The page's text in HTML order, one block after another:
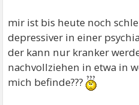
mir ist bis heute noch
depressiver in einer
der kann nur kranker
nachvollziehen in etwa in
mich befinde???